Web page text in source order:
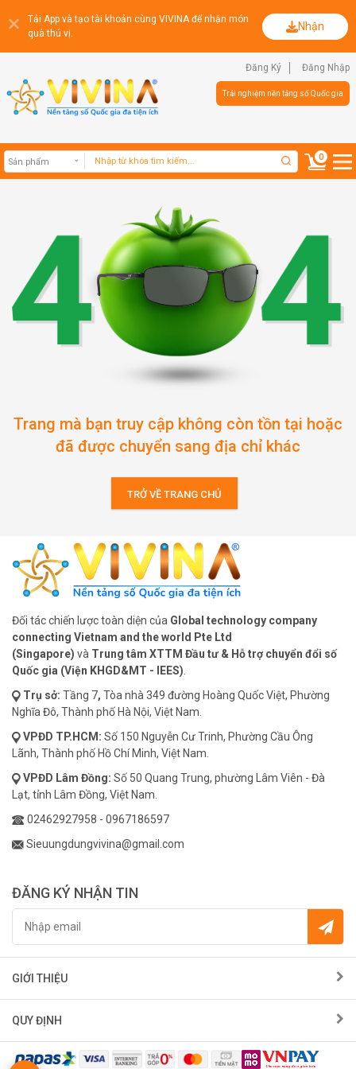
Tải App và tạo tài khoản cùng VIVINA để nhận món
quà thú vị.
Nhận
Đăng Ký Đăng Nhập
Trải nghiệm nền tảng số Quốc gia
Sản phẩm
0
Trang mà bạn truy cập không còn tồn tại hoặc
đã được chuyển sang địa chỉ khác
TRỞ VỀ TRANG CHỦ
Đối tác chiến lược toàn diện của Global technology company
connecting Vietnam and the world Pte Ltd
(Singapore) và Trung tâm XTTM Đầu tư & Hỗ trợ chuyển đổi số
Quốc gia (Viện KHGD&MT - IEES)
Trụ sở: Tầng 7, Tòa nhà 349 đường Hoàng Quốc Việt, Phường
Nghĩa Đô, Thành phố Hà Nội, Việt Nam.
VPĐD TP.HCM: Số 150 Nguyễn Cư Trinh, Phường Cầu Ông
Lãnh, Thành phố Hồ Chí Minh, Việt Nam.
VPĐD Lâm Đồng: Số 50 Quang Trung, phường Lâm Viên - Đà
Lạt, tỉnh Lâm Đồng, Việt Nam.
02462927958 - 0967186597
Sieuungdungvivina@gmail.com
ĐĂNG KÝ NHẬN TIN
GIỚI THIỆU
QUY ĐỊNH